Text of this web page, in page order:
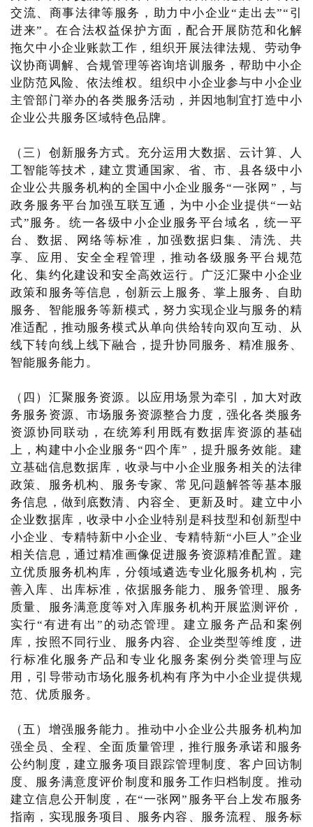
交流、商事法律等服务，助力中小企业“走出去”“引
进来”。在合法权益保护方面，配合开展防范和化解
拖欠中小企业账款工作，组织开展法律法规、劳动争
议协商调解、合规管理等咨询培训服务，帮助中小企
业防范风险、依法维权。组织中小企业参与中小企业
主管部门举办的各类服务活动，并因地制宜打造中小
企业公共服务区域特色品牌。
（三）创新服务方式。充分运用大数据、云计算、人
工智能等技术，建立贯通国家、省、市、县各级中小
企业公共服务机构的全国中小企业服务“一张网”，与
政务服务平台加强互联互通，为中小企业提供“一站
式”服务。统一各级中小企业服务平台域名，统一平
台、数据、网络等标准，加强数据归集、清洗、共
享、应用、安全全程管理，推动各级服务平台规范
化、集约化建设和安全高效运行。广泛汇聚中小企业
政策和服务等信息，创新云上服务、掌上服务、自助
服务、智能服务等新模式，努力实现企业与服务的精
准适配，推动服务模式从单向供给转向双向互动、从
线下转向线上线下融合，提升协同服务、精准服务、
智能服务能力。
（四）汇聚服务资源。以应用场景为牵引，加大对政
务服务资源、市场服务资源整合力度，强化各类服务
资源协同联动，在统筹利用既有数据库资源的基础
上，构建中小企业服务“四个库”，提升服务效能。建
立基础信息数据库，收录与中小企业服务相关的法律
政策、服务机构、服务专家、常见问题解答等基本服
务信息，做到底数清、内容全、更新及时。建立中小
企业数据库，收录中小企业特别是科技型和创新型中
小企业、专精特新中小企业、专精特新“小巨人”企业
相关信息，通过精准画像促进服务资源精准配置。建
立优质服务机构库，分领域遴选专业化服务机构，完
善入库、出库标准，依据服务能力、服务管理、服务
质量、服务满意度等对入库服务机构开展监测评价，
实行“有进有出”的动态管理。建立服务产品和案例
库，按照不同行业、服务内容、企业类型等维度，进
行标准化服务产品和专业化服务案例分类管理与应
用，引导带动市场化服务机构有序为中小企业提供规
范、优质服务。
（五）增强服务能力。推动中小企业公共服务机构加
强全员、全程、全面质量管理，推行服务承诺和服务
公约制度，建立服务项目跟踪管理制度、客户回访制
度、服务满意度评价制度和服务工作归档制度。推动
建立信息公开制度，在“一张网”服务平台上发布服务
指南，实现服务项目、服务内容、服务流程、服务标